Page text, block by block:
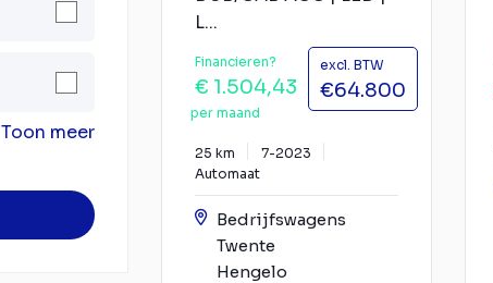
Toon meer
L...
Financieren?
€ 1.504,43
per maand
excl. BTW
€64.800
25 km
7-2023
Automaat
Bedrijfswagens
Twente
Hengelo